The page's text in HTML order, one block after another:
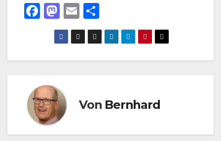
F
e
o
o
k
M
a
st
o
o
n
E
m
ail
ei
le
n
Von Bernhard